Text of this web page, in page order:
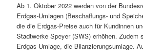
Ab 1. Oktober 2022 werden von der
Erdgas-Umlagen (Beschaffungs- und
die die Erdgas-Preise auch für Kundinnen
Stadtwerke Speyer (SWS) erhöhen. Zudem
Erdgas-Umlage, die Bilanzierungsumlage.